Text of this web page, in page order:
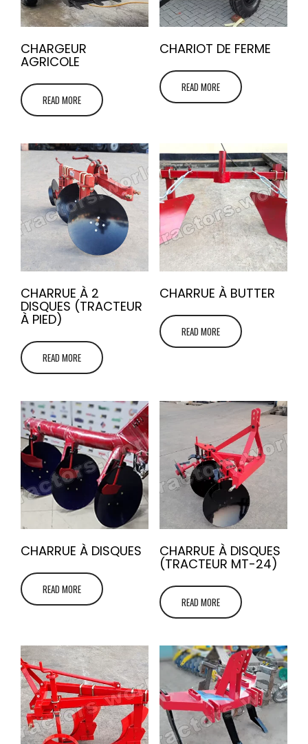
CHARGEUR
AGRICOLE
READ MORE
CHARIOT DE FERME
READ MORE
CHARRUE À 2
DISQUES (TRACTEUR
À PIED)
READ MORE
CHARRUE À BUTTER
READ MORE
CHARRUE À DISQUES
READ MORE
CHARRUE À DISQUES
(TRACTEUR MT-24)
READ MORE